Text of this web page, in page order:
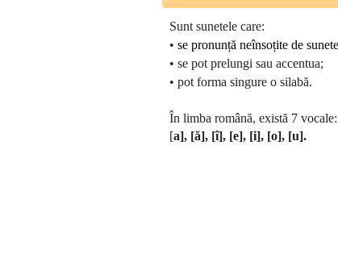
Sunt sunetele care:
• se pronunță neînsoțite de
• se pot prelungi sau accentua;
• pot forma singure o silabă.
În limba română, există 7 vocale:
[a], [ă], [î], [e], [i], [o], [u].